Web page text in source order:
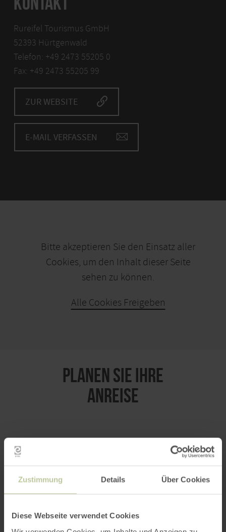
Zustimmung Details Über Cookies
Diese Webseite verwendet Cookies
Rureifel Tourismus GmbH
52393 Hürtgenwald
Telefon: +49 2473 55205 0
Fax: +49 2473 55205 99
ZUR WEBSITE
E-MAIL VERFASSEN
Bitte akzeptieren Sie den Einsatz aller
Cookies, um den Inhalt dieser Seite
sehen zu können.
Alle Cookies Freigeben
PLANEN SIE IHRE
ANREISE
Anfahrt von: